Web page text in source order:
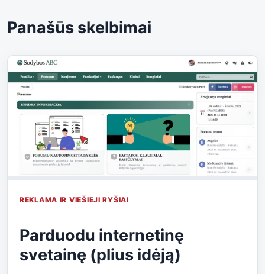
Panašūs skelbimai
REKLAMA IR VIEŠIEJI RYŠIAI
Parduodu internetinę
svetainę (plius idėją)